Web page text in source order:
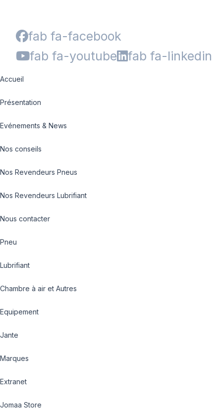
fab fa-facebook
fab fa-youtube
fab fa-linkedin
Accueil
Présentation
Evénements & News
Nos conseils
Nos Revendeurs Pneus
Nos Revendeurs Lubrifiant
Nous contacter
Pneu
Lubrifiant
Chambre à air et Autres
Equipement
Jante
Marques
Extranet
Jomaa Store